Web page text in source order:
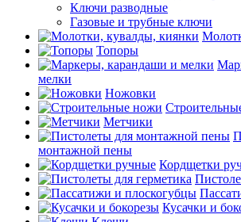
Ключи разводные
Газовые и трубные ключи
Топоры
мелки
Ножовки
Метчики
монтажной пены
Кордщетки
Кусачки и